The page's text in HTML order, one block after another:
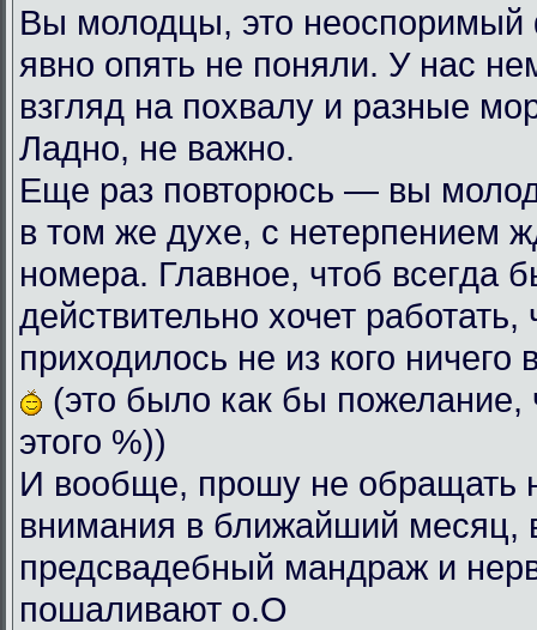
Вы молодцы, это
явно опять не поняли. У нас
взгляд на похвалу и разные
Ладно, не важно.
Еще раз повторюсь — вы
в том же духе, с нетерпением
номера. Главное, чтоб всегда
действительно хочет работать,
приходилось не из кого ничего
(это было как бы пожелание,
этого %))
И вообще, прошу не обращать
внимания в ближайший месяц,
предсвадебный мандраж и
пошаливают о.О